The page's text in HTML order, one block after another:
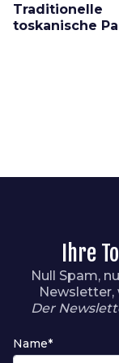
Traditionelle
toskanische
Ihre
Null Spam,
Newsletter,
Der
Name*